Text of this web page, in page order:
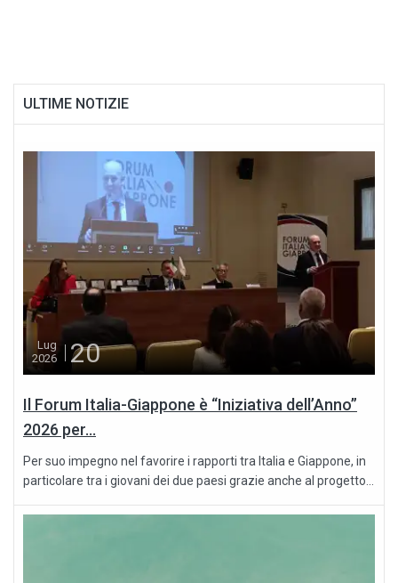
ULTIME NOTIZIE
Lug
2026
20
Il Forum Italia-Giappone è “Iniziativa dell’Anno”
2026 per...
Per suo impegno nel favorire i rapporti tra Italia e Giappone, in
particolare tra i giovani dei due paesi grazie anche al progetto...